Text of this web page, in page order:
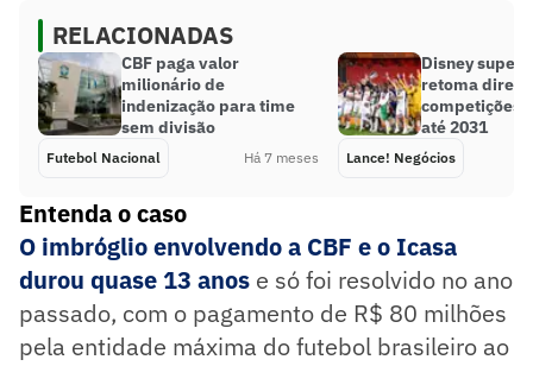
RELACIONADAS
CBF paga valor
milionário de
indenização para time
sem divisão
Futebol Nacional Há 7 meses
Disney supera
retoma
competições
até 2031
Lance! Negócios
Entenda o caso
O imbróglio envolvendo a CBF e o Icasa
durou quase 13 anos e só foi resolvido no ano
passado, com o pagamento de R$ 80 milhões
pela entidade máxima do futebol brasileiro ao